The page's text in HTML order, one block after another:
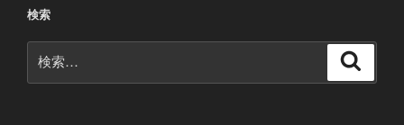
検索
索: